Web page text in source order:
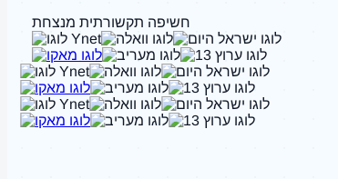
חשיפה תקשורתית מנצחת